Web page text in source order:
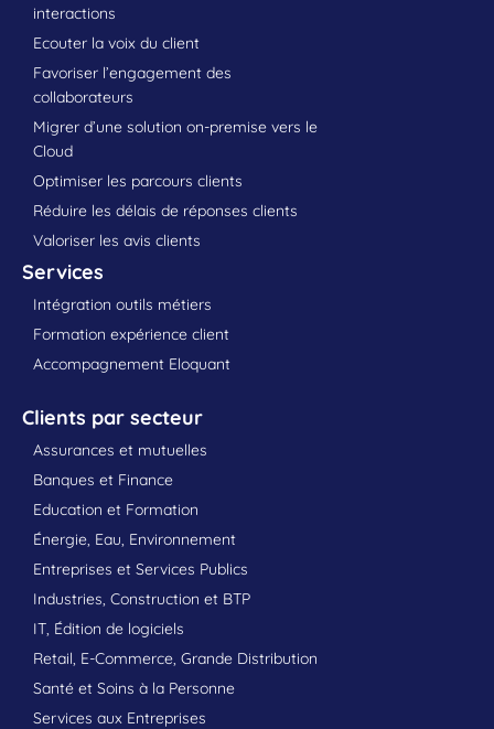
interactions
Ecouter la voix du client
Favoriser l’engagement des
collaborateurs
Migrer d’une solution on-premise vers le
Cloud
Optimiser les parcours clients
Réduire les délais de réponses clients
Valoriser les avis clients
Services
Intégration outils métiers
Formation expérience client
Accompagnement Eloquant
Clients par secteur
Assurances et mutuelles
Banques et Finance
Education et Formation
Énergie, Eau, Environnement
Entreprises et Services Publics
Industries, Construction et BTP
IT, Édition de logiciels
Retail, E-Commerce, Grande Distribution
Santé et Soins à la Personne
Services aux Entreprises